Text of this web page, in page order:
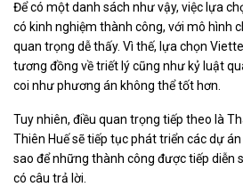
Để có một danh sách như vậy, việc lựa
có kinh nghiệm thành công, với mô hình
quan trọng dễ thấy. Vì thế, lựa chọn
tương đồng về triết lý cũng như kỷ luật
coi như phương án không thể tốt hơn.
Tuy nhiên, điều quan trọng tiếp theo là
Thiên Huế sẽ tiếp tục phát triển các dự
sao để những thành công được tiếp diễn
có câu trả lời.